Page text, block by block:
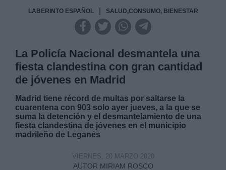
LABERINTO ESPAÑOL SALUD,CONSUMO, BIENESTAR
La Policía Nacional desmantela una
fiesta clandestina con gran cantidad
de jóvenes en Madrid
Madrid tiene récord de multas por saltarse la
cuarentena con 903 solo ayer jueves, a la que se
suma la detención y el desmantelamiento de una
fiesta clandestina de jóvenes en el municipio
madrileño de Leganés
AUTOR MIRIAM ROSCO
VIERNES, 20 MARZO 2020